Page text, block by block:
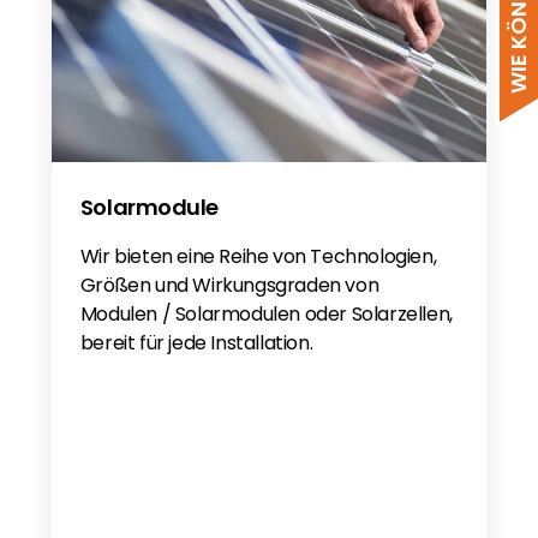
Solarmodule
Wir bieten eine Reihe von Technologien,
Größen und Wirkungsgraden von
Modulen / Solarmodulen oder Solarzellen,
bereit für jede Installation.